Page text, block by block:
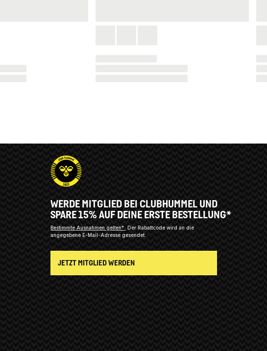
WERDE MITGLIED BEI CLUBHUMMEL UND
SPARE 15% AUF DEINE ERSTE BESTELLUNG*
Bestimmte Ausnahmen gelten*
Der Rabattcode wird an die
angegebene E-Mail-Adresse gesendet.
JETZT MITGLIED WERDEN